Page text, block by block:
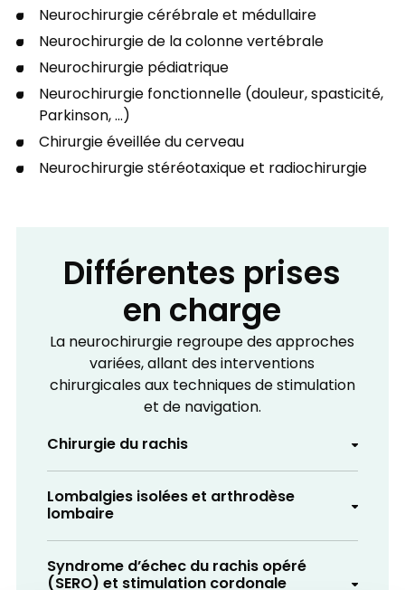
Neurochirurgie cérébrale et médullaire
Neurochirurgie de la colonne vertébrale
Neurochirurgie pédiatrique
Neurochirurgie fonctionnelle (douleur, spasticité,
Parkinson, ...)
Chirurgie éveillée du cerveau
Neurochirurgie stéréotaxique et radiochirurgie
Différentes prises
en charge
La neurochirurgie regroupe des approches
variées, allant des interventions
chirurgicales aux techniques de stimulation
et de navigation.
Chirurgie du rachis
Lombalgies isolées et arthrodèse
lombaire
Syndrome d’échec du rachis opéré
(SERO) et stimulation cordonale